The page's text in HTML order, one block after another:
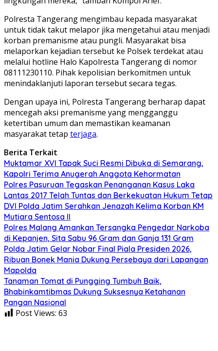
Polresta Tangerang mengimbau kepada masyarakat
untuk tidak takut melapor jika mengetahui atau menjadi
korban premanisme atau pungli. Masyarakat bisa
melaporkan kejadian tersebut ke Polsek terdekat atau
melalui hotline Halo Kapolresta Tangerang di nomor
08111230110. Pihak kepolisian berkomitmen untuk
menindaklanjuti laporan tersebut secara tegas.
Dengan upaya ini, Polresta Tangerang berharap dapat
mencegah aksi premanisme yang mengganggu
ketertiban umum dan memastikan keamanan
masyarakat tetap terjaga.
Berita Terkait
Muktamar XVI Tapak Suci Resmi Dibuka di Semarang,
Kapolri Terima Anugerah Anggota Kehormatan
Polres Pasuruan Tegaskan Penanganan Kasus Laka
Lantas 2017 Telah Tuntas dan Berkekuatan Hukum Tetap
DVI Polda Jatim Serahkan Jenazah Kelima Korban KM
Mutiara Sentosa II
Polres Malang Amankan Tersangka Pengedar Narkoba
di Kepanjen, Sita Sabu 96 Gram dan Ganja 131 Gram
Polda Jatim Gelar Nobar Final Piala Presiden 2026,
Ribuan Bonek Mania Dukung Persebaya dari Lapangan
Mapolda
Tanaman Tomat di Pungging Tumbuh Baik,
Bhabinkamtibmas Dukung Suksesnya Ketahanan
Pangan Nasional
Post Views: 63